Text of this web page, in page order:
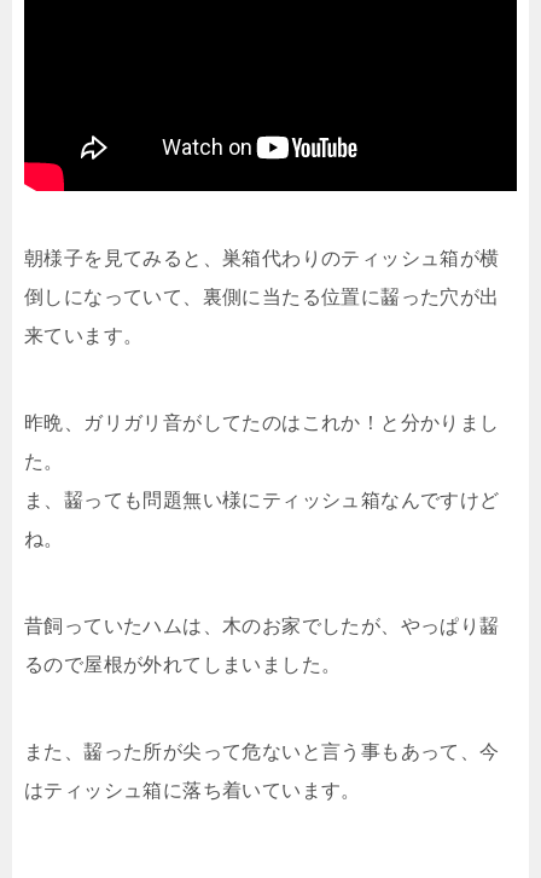
朝様子を見てみると、巣箱代わりのティッシュ箱が横
倒しになっていて、裏側に当たる位置に齧った穴が出
来ています。
昨晩、ガリガリ音がしてたのはこれか！と分かりまし
た。
ま、齧っても問題無い様にティッシュ箱なんですけど
ね。
昔飼っていたハムは、木のお家でしたが、やっぱり齧
るので屋根が外れてしまいました。
また、齧った所が尖って危ないと言う事もあって、今
はティッシュ箱に落ち着いています。